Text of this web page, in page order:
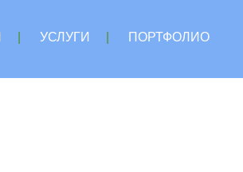
УСЛУГИ
ПОРТФОЛИО